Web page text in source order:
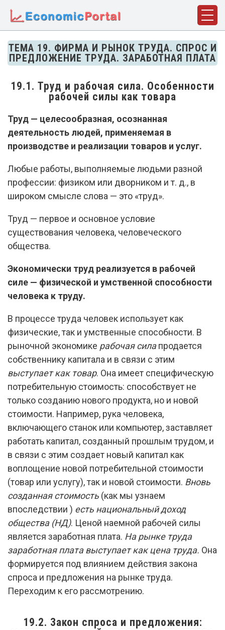
ТЕМА 19. ФИРМА И РЫНОК ТРУДА. СПРОС И
ПРЕДЛОЖЕНИЕ ТРУДА. ЗАРАБОТНАЯ ПЛАТА
19.1. Труд и рабочая сила. Особенности
рабочей силы как товара
Труд — целесообразная, осознанная
деятельность людей, применяемая в
производстве и реализации товаров и услуг.
Любые работы, выполняемые людьми разной
профессии: физиком или дворником и т. д., в
широком смысле слова — это «труд».
Труд — первое и основное условие
существования человека, человеческого
общества.
Экономически труд реализуется в рабочей
силе — физической и умственной способности
человека к труду.
В процессе труда человек использует как
физические, так и умственные способности. В
рыночной экономике рабочая силапродается
собственнику капитала и в связи с этим
выступает как товар. Она имеет специфическую
потребительную стоимость: способствует не
только созданию нового продукта, но и новой
стоимости. Например, рука человека,
включающего станок или компьютер, заставляет
работать капитал, созданный прошлым трудом, и
в связи с этим создает новый капитал как
воплощение новой потребительной стоимости
(товар или услугу), так и новой стоимости. Вновь
созданная стоимость (как мы узнаем
впоследствии ) есть национальный доход
общества (НД). Ценой наемной рабочей силы
является заработная плата. На рынке труда
заработная плата выступает как цена труда. Она
формируется под влиянием действия закона
спроса и предложения на рынке труда.
Переходим к его рассмотрению.
19.2. Закон спроса и предложения:
ГЛАВНАЯ
ПОНЯТИЯ
ДИСЦИПЛИНЫ
ФАКТЫ
ИСТОРИЯ
БИОГРАФИИ
КОМПАНИИ
СТАТЬИ